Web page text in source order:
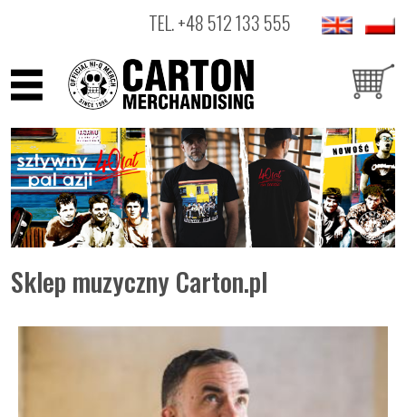
TEL.+48 512 133 555
ARTYŚCI
PRODUKTY
OUTLET
Sklep muzyczny Carton.pl